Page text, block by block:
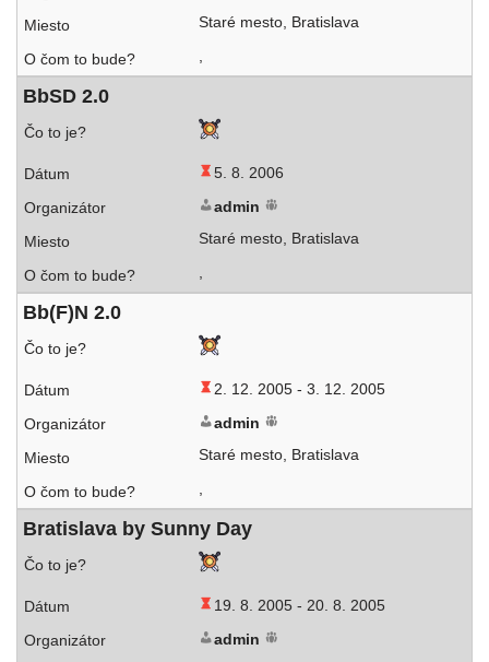
Staré mes­to, Bratislava
,
BbSD 2.0
5. 8. 2006
admin
Staré mes­to, Bratislava
,
Bb(F)N 2.0
2. 12. 2005 - 3. 12. 2005
admin
Staré mes­to, Bratislava
,
Bratislava by Sunny Day
19. 8. 2005 - 20. 8. 2005
admin